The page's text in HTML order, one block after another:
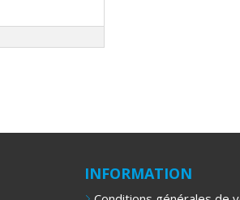
INFORMATION